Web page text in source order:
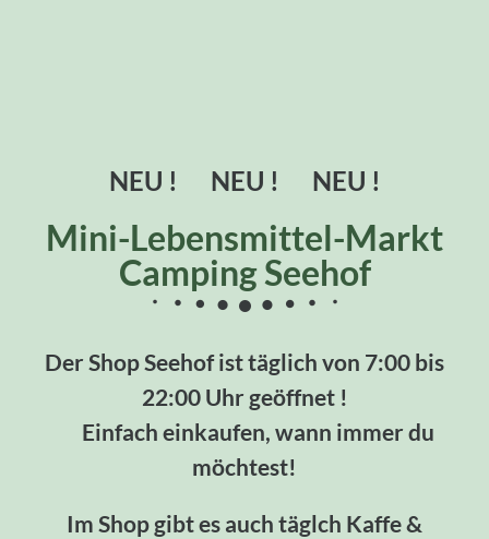
NEU ! NEU ! NEU !
Mini-Lebensmittel-Markt
Camping Seehof
Der Shop Seehof ist täglich von 7:00 bis
22:00 Uhr geöffnet !
Einfach einkaufen, wann immer du
möchtest!
Im Shop gibt es auch täglch Kaffe &